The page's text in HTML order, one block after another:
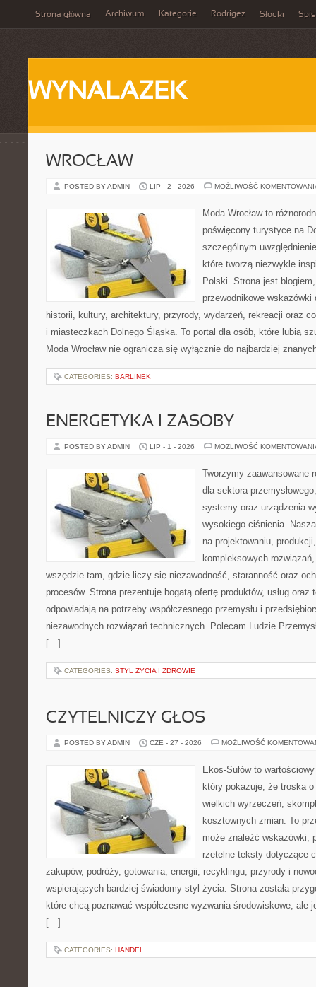
Strona główna Archiwum Kategorie Rodrigez Słodki Spis
WYNALAZEK
WROCŁAW
POSTED BY ADMIN LIP - 2 - 2026 MOŻLIWOŚĆ
Moda Wrocław to
poświęcony turystyce na
szczególnym
które tworzą niezwykle
Polski. Strona jest
przewodnikowe
historii, kultury, architektury, przyrody, wydarzeń, rekreacji oraz
i miasteczkach Dolnego Śląska. To portal dla osób, które lubią
Moda Wrocław nie ogranicza się wyłącznie do najbardziej
CATEGORIES: BARLINEK
ENERGETYKA I ZASOBY
POSTED BY ADMIN LIP - 1 - 2026 MOŻLIWOŚĆ
Tworzymy zaawansowane
dla sektora
systemy oraz urządzenia
wysokiego ciśnienia.
na projektowaniu,
kompleksowych
wszędzie tam, gdzie liczy się niezawodność, staranność oraz
procesów. Strona prezentuje bogatą ofertę produktów, usług oraz
odpowiadają na potrzeby współczesnego przemysłu i
niezawodnych rozwiązań technicznych. Polecam Ludzie
[…]
CATEGORIES: STYL ŻYCIA I ZDROWIE
CZYTELNICZY GŁOS
POSTED BY ADMIN CZE - 27 - 2026 MOŻLIWOŚĆ
Ekos-Sułów to
który pokazuje, że troska
wielkich wyrzeczeń,
kosztownych zmian. To
może znaleźć wskazówki,
rzetelne teksty dotyczące
zakupów, podróży, gotowania, energii, recyklingu, przyrody i
wspierających bardziej świadomy styl życia. Strona została
które chcą poznawać współczesne wyzwania środowiskowe, ale
[…]
CATEGORIES: HANDEL